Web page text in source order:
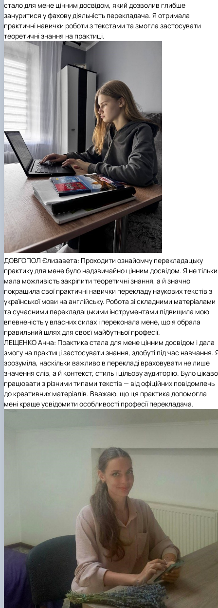
стало для мене цінним досвідом, який дозволив глибше
зануритися у фахову діяльність перекладача. Я отримала
практичні навички роботи з текстами та змогла застосувати
теоретичні знання на практиці.
ДОВГОПОЛ Єлизавета: Проходити ознайомчу перекладацьку
практику для мене було надзвичайно цінним досвідом. Я не тільки
мала можливість закріпити теоретичні знання, а й значно
покращила свої практичні навички перекладу наукових текстів з
української мови на англійську. Робота зі складними матеріалами
та сучасними перекладацькими інструментами підвищила мою
впевненість у власних силах і переконала мене, що я обрала
правильний шлях для своєї майбутньої професії.
ЛЕЩЕНКО Анна: Практика стала для мене цінним досвідом і дала
змогу на практиці застосувати знання, здобуті під час навчання.
зрозуміла, наскільки важливо в перекладі враховувати не лише
значення слів, а й контекст, стиль і цільову аудиторію. Було цікаво
працювати з різними типами текстів — від офіційних повідомлень
до креативних матеріалів. Вважаю, що ця практика допомогла
мені краще усвідомити особливості професії перекладача.